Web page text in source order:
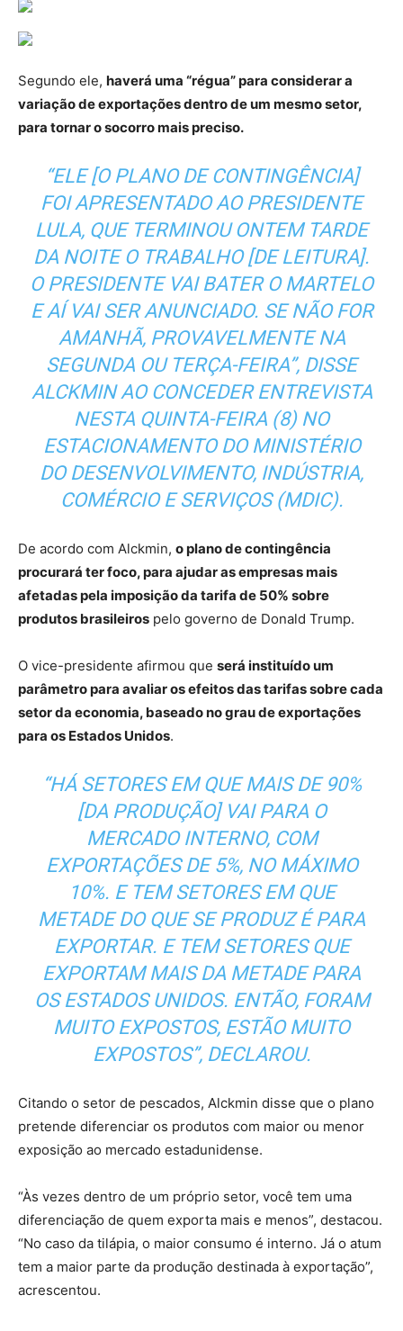
Segundo ele, haverá uma “régua” para considerar a
variação de exportações dentro de um mesmo setor,
para tornar o socorro mais preciso.
“ELE [O PLANO DE CONTINGÊNCIA]
FOI APRESENTADO AO PRESIDENTE
LULA, QUE TERMINOU ONTEM TARDE
DA NOITE O TRABALHO [DE LEITURA].
O PRESIDENTE VAI BATER O MARTELO
E AÍ VAI SER ANUNCIADO. SE NÃO FOR
AMANHÃ, PROVAVELMENTE NA
SEGUNDA OU TERÇA-FEIRA”, DISSE
ALCKMIN AO CONCEDER ENTREVISTA
NESTA QUINTA-FEIRA (8) NO
ESTACIONAMENTO DO MINISTÉRIO
DO DESENVOLVIMENTO, INDÚSTRIA,
COMÉRCIO E SERVIÇOS (MDIC).
De acordo com Alckmin, o plano de contingência
procurará ter foco, para ajudar as empresas mais
afetadas pela imposição da tarifa de 50% sobre
produtos brasileiros pelo governo de Donald Trump.
O vice-presidente afirmou que será instituído um
parâmetro para avaliar os efeitos das tarifas sobre cada
setor da economia, baseado no grau de exportações
para os Estados Unidos.
“HÁ SETORES EM QUE MAIS DE 90%
[DA PRODUÇÃO] VAI PARA O
MERCADO INTERNO, COM
EXPORTAÇÕES DE 5%, NO MÁXIMO
10%. E TEM SETORES EM QUE
METADE DO QUE SE PRODUZ É PARA
EXPORTAR. E TEM SETORES QUE
EXPORTAM MAIS DA METADE PARA
OS ESTADOS UNIDOS. ENTÃO, FORAM
MUITO EXPOSTOS, ESTÃO MUITO
EXPOSTOS”, DECLAROU.
Citando o setor de pescados, Alckmin disse que o plano
pretende diferenciar os produtos com maior ou menor
exposição ao mercado estadunidense.
“Às vezes dentro de um próprio setor, você tem uma
diferenciação de quem exporta mais e menos”, destacou.
“No caso da tilápia, o maior consumo é interno. Já o atum
tem a maior parte da produção destinada à exportação”,
acrescentou.